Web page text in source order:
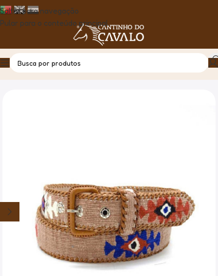
Saltar para navegação
Pular para o conteúdo principal
Casa Produto Cinto Naif Guatemala – Creme